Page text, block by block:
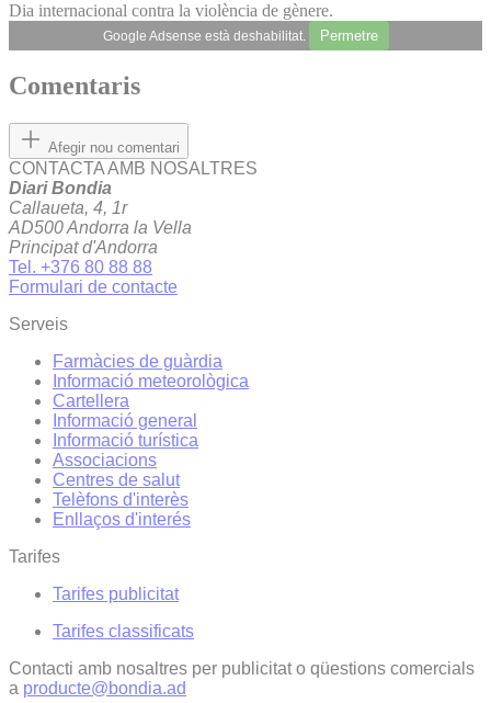
Dia internacional contra la violència de gènere.
Google Adsense està deshabilitat. Permetre
Comentaris
Afegir nou comentari
CONTACTA AMB NOSALTRES
Diari Bondia
Callaueta, 4, 1r
AD500 Andorra la Vella
Principat d'Andorra
Tel. +376 80 88 88
Formulari de contacte
Serveis
Farmàcies de guàrdia
Informació meteorològica
Cartellera
Informació general
Informació turística
Associacions
Centres de salut
Telèfons d'interès
Enllaços d'interés
Tarifes
Tarifes publicitat
Tarifes classificats
Contacti amb nosaltres per publicitat o qüestions comercials
a producte@bondia.ad